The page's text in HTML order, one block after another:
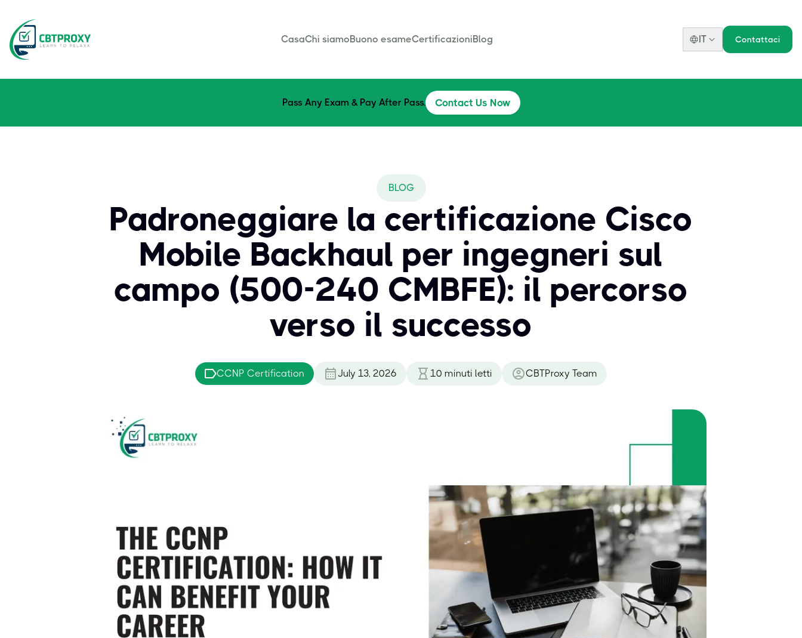
CasaChi siamoBuono esameCertificazioniBlog IT Contattaci
Pass Any Exam & Pay After Pass. Contact Us Now
BLOG
Padroneggiare la certificazione Cisco
Mobile Backhaul per ingegneri sul
campo (500-240 CMBFE): il percorso
verso il successo
CCNP Certification July 13, 2026 10 minuti letti CBTProxy Team